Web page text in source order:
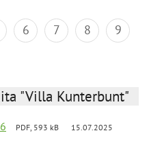
6 7 8
9
"Villa Kunterbunt"
PDF, 593 kB 15.07.2025